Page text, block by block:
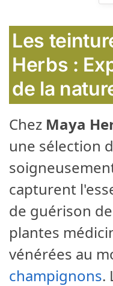
Les
Herbs :
de la
Chez Maya
une sélection
capturent
de guérison
plantes
vénérées au
champignons.